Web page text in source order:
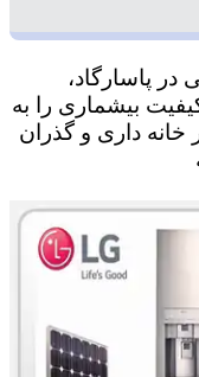
پاسارگاد،
بیشماری را به
خانه داری و گذران